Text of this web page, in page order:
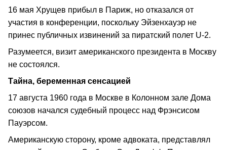
16 мая Хрущев прибыл в Париж, но отказался от
участия в конференции, поскольку Эйзенхауэр не
принес публичных извинений за пиратский полет U-2.
Разумеется, визит американского президента в Москву
не состоялся.
Тайна, беременная сенсацией
17 августа 1960 года в Москве в Колонном зале Дома
союзов начался судебный процесс над Фрэнсисом
Пауэрсом.
Американскую сторону, кроме адвоката, представлял